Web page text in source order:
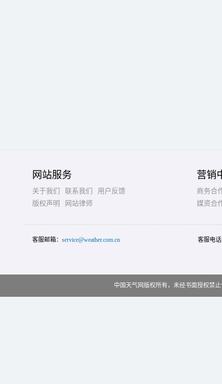
网站服务
关于我们 联系我们
用户反馈
版权声明
网站律师
营销
商务合
媒资合
客服邮箱： service@weather.com.cn 客服电
中国天气网版权所有，未经书面授权